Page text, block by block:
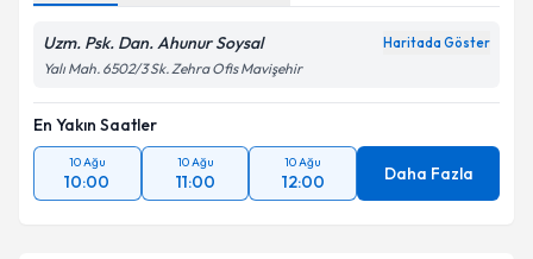
Uzm. Psk. Dan. Ahunur Soysal Haritada Göster
Yalı Mah. 6502/3 Sk. Zehra Ofis Mavişehir
En Yakın Saatler
10 Ağu
10:00
10 Ağu
11:00
10 Ağu
12:00 Daha Fazla